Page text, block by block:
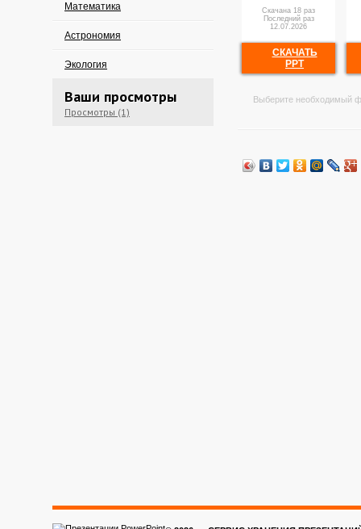
Математика
Астрономия
Экология
Ваши просмотры
Просмотры (1)
Скачана 18 раз
Последний раз
12.07.2026
СКАЧАТЬ
PPT
Выберите необходимый